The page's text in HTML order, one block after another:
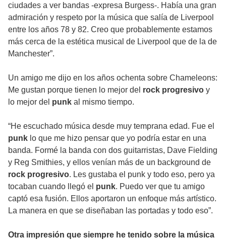
ciudades a ver bandas -expresa Burgess-. Había una gran
admiración y respeto por la música que salía de Liverpool
entre los años 78 y 82. Creo que probablemente estamos
más cerca de la estética musical de Liverpool que de la de
Manchester”.
Un amigo me dijo en los años ochenta sobre Chameleons:
Me gustan porque tienen lo mejor del rock progresivo y
lo mejor del punk al mismo tiempo.
“He escuchado música desde muy temprana edad. Fue el
punk lo que me hizo pensar que yo podría estar en una
banda. Formé la banda con dos guitarristas, Dave Fielding
y Reg Smithies, y ellos venían más de un background de
rock progresivo. Les gustaba el punk y todo eso, pero ya
tocaban cuando llegó el punk. Puedo ver que tu amigo
captó esa fusión. Ellos aportaron un enfoque más artístico.
La manera en que se diseñaban las portadas y todo eso”.
Otra impresión que siempre he tenido sobre la música